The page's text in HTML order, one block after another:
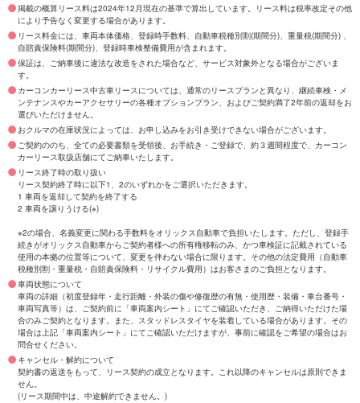
掲載の概算リース料は2024年12月現在の基準で算出しています。リース料は税率改定その他
により予告なく変更する場合があります。
リース料金には、車両本体価格、登録時手数料、自動車税種別割(期間分)、重量税(期間分) 、
自賠責保険料(期間分)、登録時車検整備費用が含まれます。
保証は、ご納車後に違法な改造をされた場合など、サービス対象外となる場合がございま
す。
カーコンカーリース中古車リースについては、通常のリースプランと異なり、継続車検・メ
ンテナンスやカーアクセサリーの各種オプションプラン、およびご契約満了2年前の返却をお
選びいただけません。
おクルマの在庫状況によっては、お申し込みをお引き受けできない場合がございます。
ご契約ののち、全ての必要書類を受領後、お手続き・ご登録で、約３週間程度で、カーコン
カーリース取扱店舗にてご納車いたします。
リース終了時の取り扱い
リース契約終了時に以下1、2のいずれかをご選択いただきます。
1 車両を返却して契約を終了する
2 車両を譲りうける(※)
※2の場合、名義変更に関わる手数料をオリックス自動車で負担いたします。ただし、登録手
続きがオリックス自動車からご契約者様への所有権移転のみ、かつ車検証に記載されている
使用の本拠の位置等について、変更を伴わない場合に限ります。その他の法定費用（自動車
税種別割・重量税・自賠責保険料・リサイクル費用）はお客さまのご負担となります。
車両状態について
車両の詳細（初度登録年・走行距離・外装の傷や修復歴の有無・使用歴・装備・車台番号・
車両写真等）は、ご契約前に「車両案内シート」にてご確認いただき、ご納得いただけた場
合のみご契約となります。また、スタッドレスタイヤを装着している場合があります。その
場合は上記「車両案内シート」にてご確認いただけますが、事前に確認をご希望の場合はお
問合せください。
キャンセル・解約について
契約書の返送をもって、リース契約の成立となります。これ以降のキャンセルは原則できま
せん。
(リース期間中は、中途解約できません。)